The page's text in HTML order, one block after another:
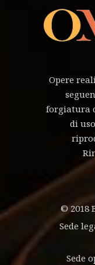
Opere
forgiatura
di
© 2018
Sede
Sede